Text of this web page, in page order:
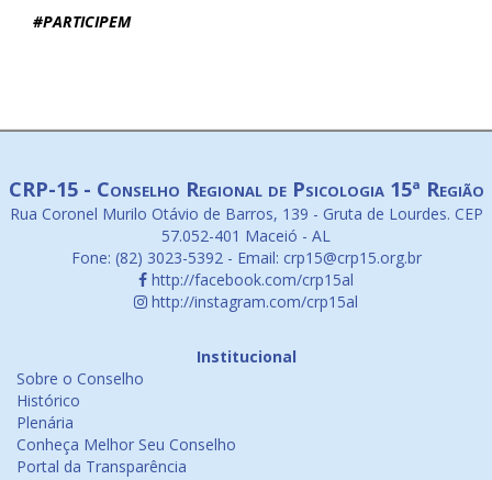
#PARTICIPEM
CRP-15 - Conselho Regional de Psicologia 15ª Região
Rua Coronel Murilo Otávio de Barros, 139 - Gruta de Lourdes. CEP
57.052-401 Maceió - AL
Fone: (82) 3023-5392 - Email: crp15@crp15.org.br
http://facebook.com/crp15al
http://instagram.com/crp15al
Institucional
Sobre o Conselho
Histórico
Plenária
Conheça Melhor Seu Conselho
Portal da Transparência